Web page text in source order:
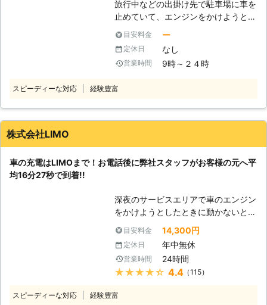
の調子が悪いから、うちまで点検に来
てくれないかな」そんなときはお任せ
ください。 短時間でもしっかり点検
を実施し、お客様の安全なカーライフ
をサポート！エンジンルーム内からタ
での動作確認もおこないます。 バッ
ご依頼くださいね。
旅行中などの出掛け先で駐車場に車を
止めていて、エンジンをかけようとし
たときにエンジンがかからなくて焦っ
ていませんか？エンジンがかからない
ときは、車の充電が切れているかもし
れません。 充電切れの原因は、カー
です。例えば、東京ディズニーランド
ように、バッテリーの充電を復活させ
たら、弊社「株式会社S&S」にご依頼
ください！ 【最短30分駆けつけ可
能！緊急事態だからこそ365日24時
間迅速に駆けつけます】 株式会社
S&Sは、千葉県内であれば最短30分
でお客さまの元へ駆けつけることがで
きます。弊社はすぐにお客様の元へ駆
けつけられるように、工具などの準備
目安料金 ー
定休日 なし
営業時間 9時～２４時
スピーディーな対応 経験豊富
株式会社LIMO
車の充電はLIMOまで！お電話後に弊社スタッフがお客様の元へ平
均16分27秒で到着!!
深夜のサービスエリアで車のエンジン
をかけようとしたときに動かないと、
困ってしまいますよね。エンジンがか
からなければ自宅にも帰れない、観光
もできないので八方塞がりです。 そ
んなときこそ、弊社「LＩMO」がお
客様の元へすぐに駆けつけてお助けし
電話をいただいたてから平均16分27
目安料金 14,300円
定休日 年中無休
営業時間 24時間
★★★★★ 4.4（115）
スピーディーな対応 経験豊富